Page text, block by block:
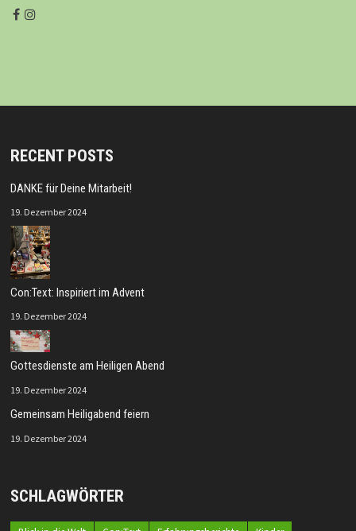
RECENT POSTS
DANKE für Deine Mitarbeit!
19. Dezember 2024
Con:Text: Inspiriert im Advent
19. Dezember 2024
Gottesdienste am Heiligen Abend
19. Dezember 2024
Gemeinsam Heiligabend feiern
19. Dezember 2024
SCHLAGWÖRTER